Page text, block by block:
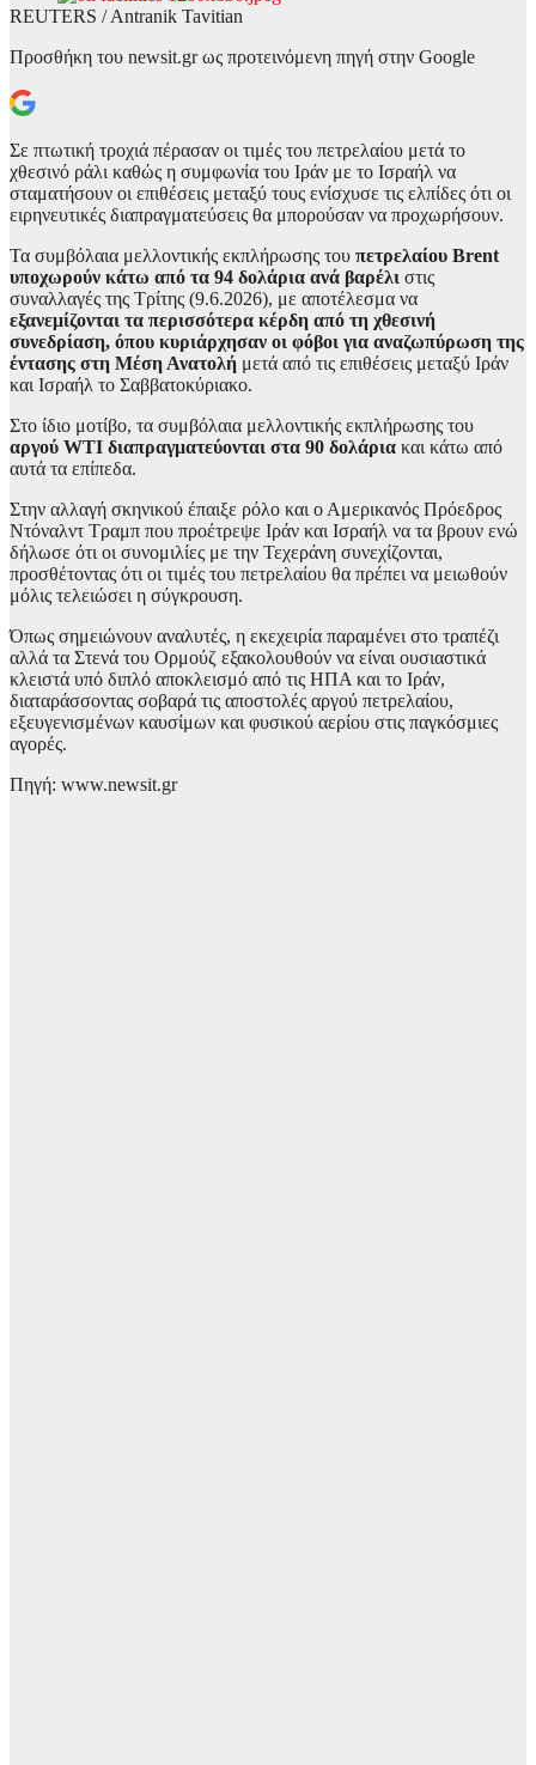
REUTERS / Antranik Tavitian
Προσθήκη του newsit.gr ως προτεινόμενη πηγή στην Google
Σε πτωτική τροχιά πέρασαν οι τιμές του πετρελαίου μετά το
χθεσινό ράλι καθώς η συμφωνία του Ιράν με το Ισραήλ να
σταματήσουν οι επιθέσεις μεταξύ τους ενίσχυσε τις ελπίδες ότι οι
ειρηνευτικές διαπραγματεύσεις θα μπορούσαν να προχωρήσουν.
Τα συμβόλαια μελλοντικής εκπλήρωσης του πετρελαίου Brent
υποχωρούν κάτω από τα 94 δολάρια ανά βαρέλι στις
συναλλαγές της Τρίτης (9.6.2026), με αποτέλεσμα να
εξανεμίζονται τα περισσότερα κέρδη από τη χθεσινή
συνεδρίαση, όπου κυριάρχησαν οι φόβοι για αναζωπύρωση της
έντασης στη Μέση Ανατολή μετά από τις επιθέσεις μεταξύ Ιράν
και Ισραήλ το Σαββατοκύριακο.
Στο ίδιο μοτίβο, τα συμβόλαια μελλοντικής εκπλήρωσης του
αργού WTI διαπραγματεύονται στα 90 δολάρια και κάτω από
αυτά τα επίπεδα.
Στην αλλαγή σκηνικού έπαιξε ρόλο και ο Αμερικανός Πρόεδρος
Ντόναλντ Τραμπ που προέτρεψε Ιράν και Ισραήλ να τα βρουν ενώ
δήλωσε ότι οι συνομιλίες με την Τεχεράνη συνεχίζονται,
προσθέτοντας ότι οι τιμές του πετρελαίου θα πρέπει να μειωθούν
μόλις τελειώσει η σύγκρουση.
Όπως σημειώνουν αναλυτές, η εκεχειρία παραμένει στο τραπέζι
αλλά τα Στενά του Ορμούζ εξακολουθούν να είναι ουσιαστικά
κλειστά υπό διπλό αποκλεισμό από τις ΗΠΑ και το Ιράν,
διαταράσσοντας σοβαρά τις αποστολές αργού πετρελαίου,
εξευγενισμένων καυσίμων και φυσικού αερίου στις παγκόσμιες
αγορές.
Πηγή: www.newsit.gr